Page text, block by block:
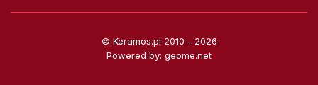
© Keramos.pl 2010 - 2026
Powered by: geome.net